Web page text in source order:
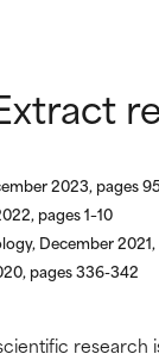
2023, pages
pages 1–10
December
pages 336-342